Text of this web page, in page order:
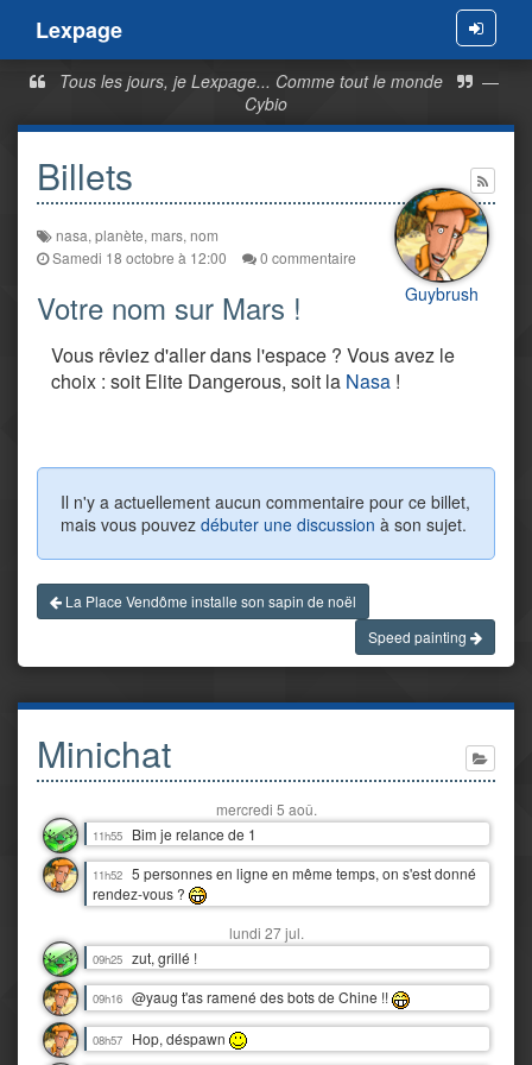
Menu
Lexpage
Tous les jours, je Lexpage... Comme tout le monde
—
Cybio
Billets
Guybrush
nasa, planète, mars, nom
Samedi 18 octobre à 12:00
0 commentaire
Votre nom sur Mars !
Vous rêviez d'aller dans l'espace ? Vous avez le
choix : soit Elite Dangerous, soit la Nasa !
Il n'y a actuellement aucun commentaire pour ce billet,
mais vous pouvez débuter une discussion à son sujet.
La Place Vendôme installe son sapin de noël
Speed painting
Minichat
mercredi 5 aoû.
11h55 Bim je relance de 1
11h52 5 personnes en ligne en même temps, on s'est donné
rendez-vous ?
lundi 27 jul.
09h25 zut, grillé !
09h16 @yaug t'as ramené des bots de Chine !!
08h57 Hop, déspawn